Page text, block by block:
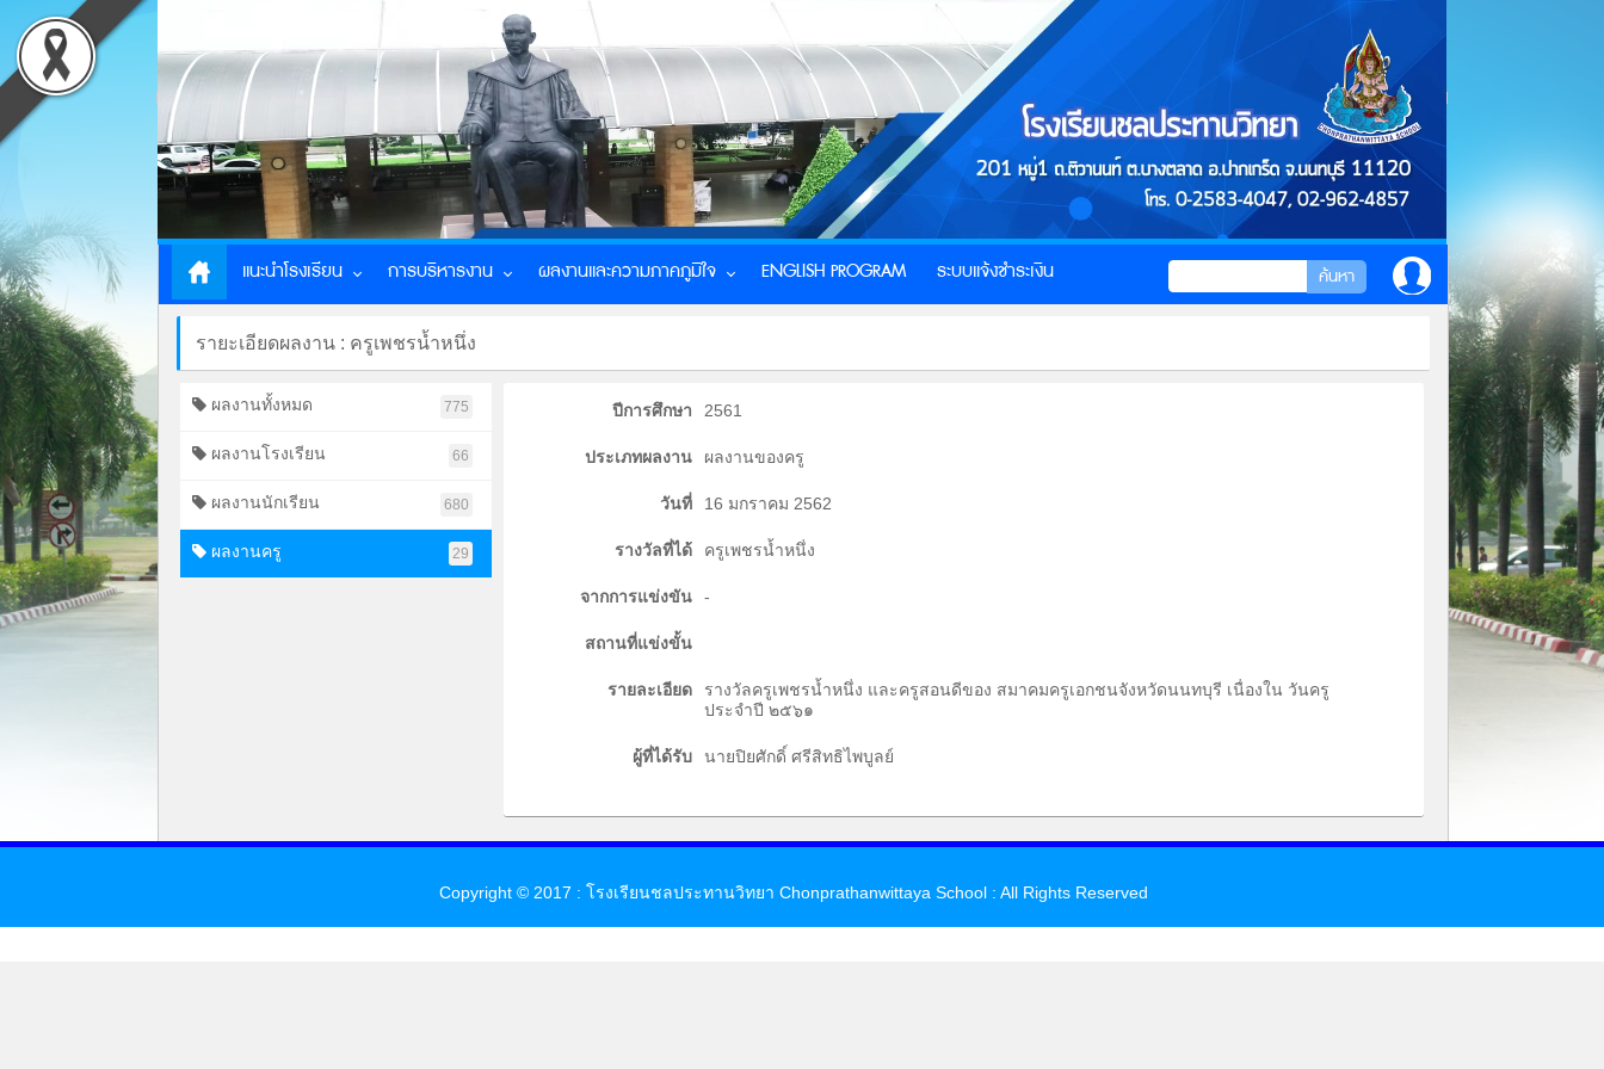
แนะนำโรงเรียน การบริหารงาน ผลงานและความภาคภูมิใจ ENGLISH PROGRAM ระบบแจ้งชำระเงิน
รายะเอียดผลงาน : ครูเพชรน้ำหนึ่ง
ผลงานทั้งหมด 775
ผลงานโรงเรียน 66
ผลงานนักเรียน 680
ผลงานครู 29
ปีการศึกษา 2561
ประเภทผลงาน ผลงานของครู
วันที่ 16 มกราคม 2562
รางวัลที่ได้ ครูเพชรน้ำหนึ่ง
จากการแข่งขัน -
สถานที่แข่งขั้น
รายละเอียด
รางวัลครูเพชรน้ำหนึ่ง และครูสอนดีของ สมาคมครูเอกชนจังหวัดนนทบุรี เนื่องใน วันครู
ประจำปี ๒๕๖๑
ผู้ที่ได้รับ นายปิยศักดิ์ ศรีสิทธิไพบูลย์
Copyright © 2017 : โรงเรียนชลประทานวิทยา Chonprathanwittaya School : All Rights Reserved